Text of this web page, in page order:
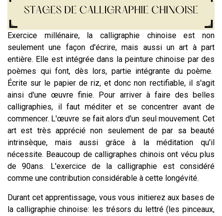
Exercice millénaire, la calligraphie chinoise est non
seulement une façon d'écrire, mais aussi un art à part
entière. Elle est intégrée dans la peinture chinoise par des
poèmes qui font, dès lors, partie intégrante du poème.
Écrite sur le papier de riz, et donc non rectifiable, il s'agit
ainsi d'uneœuvre finie. Pour arriver à faire des belles
calligraphies, il faut méditer et se concentrer avant de
commencer. L'œuvre se fait alors d'un seul mouvement. Cet
art est très apprécié non seulement de par sa beauté
intrinsèque, mais aussi grâce à la méditation qu'il
nécessite. Beaucoup de calligraphes chinois ont vécu plus
de 90ans. L'exercice de la calligraphie est considéré
comme une contribution considérable à cette longévité.
Durant cet apprentissage, vous vous initierez aux bases de
la calligraphie chinoise: les trésors du lettré (les pinceaux,